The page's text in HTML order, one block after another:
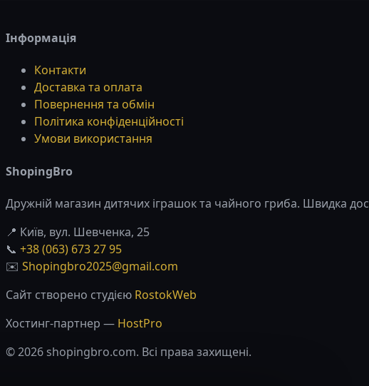
Інформація
Контакти
Доставка та оплата
Повернення та обмін
Політика конфіденційності
Умови використання
ShopingBro
Дружній магазин дитячих іграшок та чайного гриба. Швидка
📍 Київ, вул. Шевченка, 25
📞 +38 (063) 673 27 95
✉️ Shopingbro2025@gmail.com
Сайт створено студією RostokWeb
Хостинг-партнер — HostPro
© 2026 shopingbro.com. Всі права захищені.